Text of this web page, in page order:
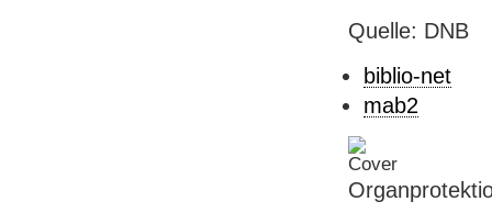
Quelle: DNB
biblio-net
mab2